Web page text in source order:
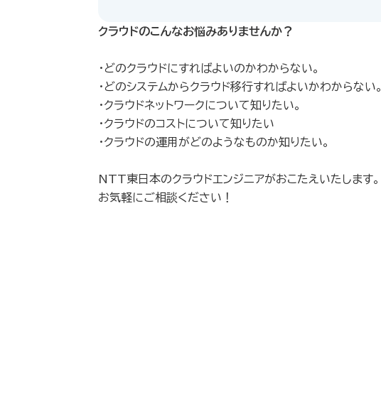
クラウドのこんなお悩みありませんか？
・どのクラウドにすればよいのかわからない。
・どのシステムからクラウド移行すればよいかわからない。
・クラウドネットワークについて知りたい。
・クラウドのコストについて知りたい
・クラウドの運用がどのようなものか知りたい。
NTT東日本のクラウドエンジニアがおこたえいたします。
お気軽にご相談ください！